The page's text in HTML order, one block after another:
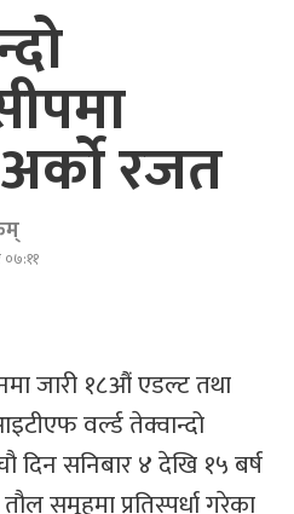
रजत
०७:११
जारी १८औं एडल्ट तथा
वर्ल्ड तेक्वान्दो
दिन सनिबार ४ देखि १५ बर्ष
समूहमा प्रतिस्पर्धा गरेका